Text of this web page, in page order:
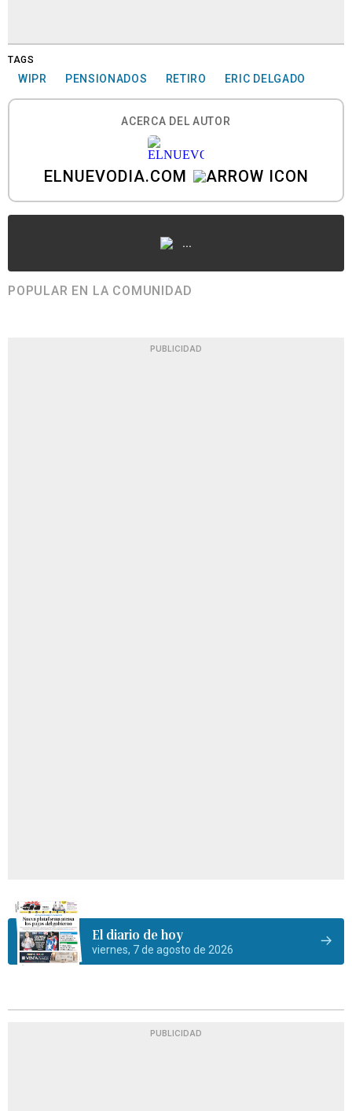
TAGS
WIPR PENSIONADOS RETIRO ERIC DELGADO
ACERCA DEL AUTOR
ELNUEVODIA.COM
...
POPULAR EN LA COMUNIDAD
PUBLICIDAD
El diario de hoy
viernes, 7 de agosto de 2026
PUBLICIDAD